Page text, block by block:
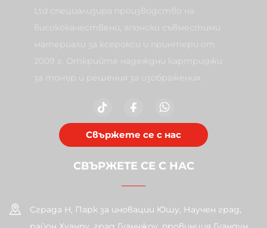
Ltd специализира производство на
висококачествени, японски съвместими
материали за ксерокси и принтери от
2009 г. Открийте надеждни картриджи
за тонър и решения за изображения.
Свържете се с нас
СВЪРЖЕТЕ СЕ С НАС
Сграда H, Парк за иновации Юшу, Научен град,